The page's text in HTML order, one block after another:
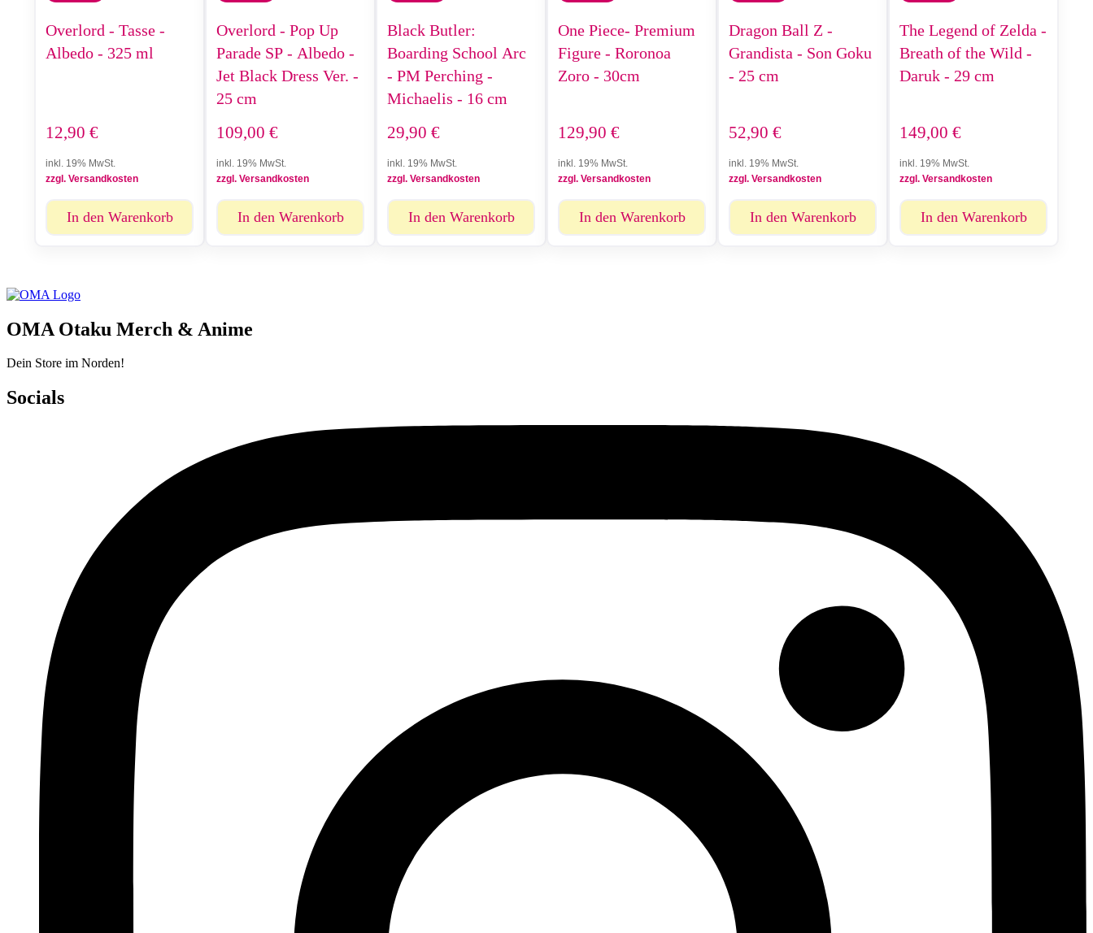
Overlord - Tasse -
Albedo - 325 ml
12,90 €
inkl. 19% MwSt.
zzgl. Versandkosten
In den Warenkorb
Overlord - Pop Up
Parade SP - Albedo -
Jet Black Dress Ver. -
25 cm
109,00 €
inkl. 19% MwSt.
zzgl. Versandkosten
In den Warenkorb
Black Butler:
Boarding School Arc
- PM Perching -
Michaelis - 16 cm
29,90 €
inkl. 19% MwSt.
zzgl. Versandkosten
In den Warenkorb
One Piece- Premium
Figure - Roronoa
Zoro - 30cm
129,90 €
inkl. 19% MwSt.
zzgl. Versandkosten
In den Warenkorb
Dragon Ball Z -
Grandista - Son Goku
- 25 cm
52,90 €
inkl. 19% MwSt.
zzgl. Versandkosten
In den Warenkorb
The Legend of Zelda -
Breath of the Wild -
Daruk - 29 cm
149,00 €
inkl. 19% MwSt.
zzgl. Versandkosten
In den Warenkorb
OMA Otaku Merch & Anime
Dein Store im Norden!
Socials